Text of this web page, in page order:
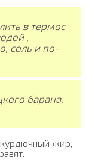
в термос
,
соль и по-
барана,
жир,